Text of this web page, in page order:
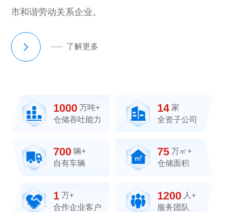
市和谐劳动关系企业。
了解更多
1000 万吨+
仓储吞吐能力
14 家
全资子公司
700 辆+
自有车辆
75 万㎡+
仓储面积
1 万+
合作企业客户
1200 人+
服务团队